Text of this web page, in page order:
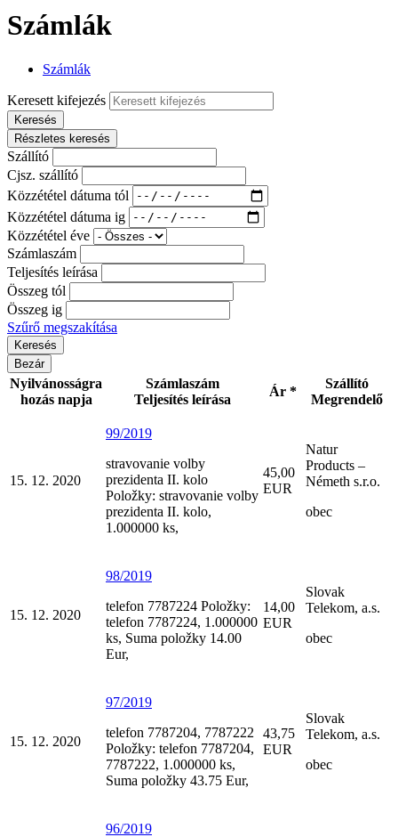
Számlák
Számlák
Keresett kifejezés
Keresés
Részletes keresés
Szállító
Cjsz. szállító
Közzététel dátuma tól
Közzététel dátuma ig
Közzététel éve
Számlaszám
Teljesítés leírása
Összeg tól
Összeg ig
Szűrő megszakítása
Bezár
Nyilvánosságra
hozás napja
Számlaszám
Teljesítés leírása
Ár *
Szállító
Megrendelő
15. 12. 2020
99/2019
stravovanie volby
prezidenta II. kolo
Položky: stravovanie volby
prezidenta II. kolo,
1.000000 ks,
45,00
EUR
Natur
Products –
Németh s.r.o.
obec
15. 12. 2020
98/2019
telefon 7787224 Položky:
telefon 7787224, 1.000000
ks, Suma položky 14.00
Eur,
14,00
EUR
Slovak
Telekom, a.s.
obec
15. 12. 2020
97/2019
telefon 7787204, 7787222
Položky: telefon 7787204,
7787222, 1.000000 ks,
Suma položky 43.75 Eur,
43,75
EUR
Slovak
Telekom, a.s.
obec
96/2019